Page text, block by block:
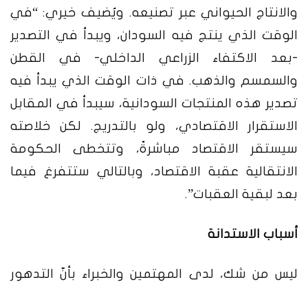
والانتاج الحيواني عبر تصنيعه. ويُضيف خيري: “في
الوقت الذي ينتج فيه السودان، ويبدأ في التصدير
-بعد الاكتفاء الزراعي الداخلي- في القطن
والسمسم والذهب. في ذات الوقت الذي يبدأ فيه
تصدير هذه المنتجات السودانية، سيبدأ في المقابل
الاستقرار الاقتصادي، ولو بالتدريج. لكن خلاصته
سيستقر الاقتصاد مباشرةً، وتتخطى الحكومة
الانتقالية عقبة الاقتصاد، وبالتالي ستتفرغ فيما
بعد لبقية العقبات”.
أسباب الاستدانة
ليس من شك، لدى المهتمين والخبراء بأنّ التدهور